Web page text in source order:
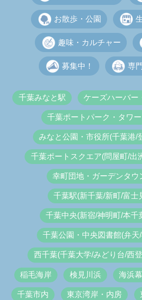
お散歩・公園
趣味・カルチャー
募集中！ 専
千葉みなと駅 ケーズハーバー
千葉ポートパーク・タワ
みなと公園・市役所(千葉港/
千葉ポートスクエア(問屋町/出
幸町団地・ガーデンタウ
千葉駅(新千葉/新町/富士
千葉中央(新宿/神明町/本千
千葉公園・中央図書館(弁天
西千葉(千葉大学/みどり台/西
稲毛海岸 検見川浜 海浜
千葉市内 東京湾岸・内房